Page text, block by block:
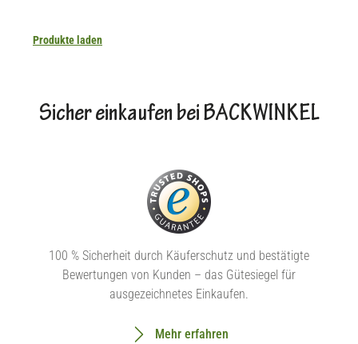
Produkte laden
Sicher einkaufen bei BACKWINKEL
100 % Sicherheit durch Käuferschutz und bestätigte
Bewertungen von Kunden – das Gütesiegel für
ausgezeichnetes Einkaufen.
Mehr erfahren